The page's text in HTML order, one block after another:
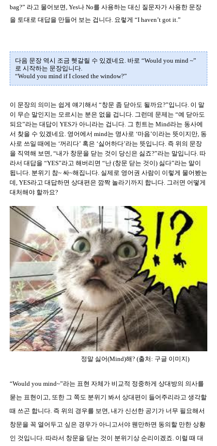
bag?” 라고 물어보면, Yes나 No를 사용하는 대신 질문자가 사용한 문장
을 토대로 대답을 만들어 보는 겁니다. 요렇게 “I haven’t got it.”
다음 문장 역시 조금 헷갈릴 수 있겠네요. 바로 “Would you mind ~”
로 시작하는 문장입니다.
“Would you mind if I closed the window?”
이 문장의 의미는 쉽게 얘기해서 “창문 좀 닫아도 될까요?”입니다. 이 말
이 무슨 말인지는 모르시는 분은 없을 겁니다. 그런데 문제는 “예 닫아도
되요”라는 대답이 YES가 아니라는 겁니다. 그 힌트는 Mind라는 동사에
서 찾을 수 있겠네요. 영어에서 mind는 명사로 ‘마음’이라는 뜻이지만, 동
사로 쓰일 때에는 ‘꺼리다’ 혹은 ‘싫어하다’라는 뜻입니다. 즉 위의 문장
을 직역해 보면, “내가 창문을 닫는 것이 당신은 싫죠?”라는 말입니다. 따
라서 대답을 “YES”라고 해버리면 “난 (창문 닫는 것이) 싫다”라는 말이
됩니다. 분위기 참~ 싸~해집니다. 실제로 영어권 사람이 이렇게 물어봤는
데, YES라고 대답하면 상대편은 깜짝 놀라기까지 합니다. 그러면 어떻게
대처해야 할까요?
정말 싫어(Mind)해? (출처 : 구글 이미지)
“Would you mind~”라는 표현 자체가 비교적 정중하게 상대방의 의사를
묻는 표현이고 또한 그 쪽도 분위기 봐서 상대편이 들어주리라고 생각할
때 쓰곤 합니다 즉 위의 경우를 보면 내가 신선한 공기가 너무 필요해서
창문을 꼭 열어두고 싶은 경우가 아니고서야 웬만하면 동의할 만한 상황
인 것입니다 따라서 창문을 닫는 것이 분위기상 순리이겠죠 이럴 때 대